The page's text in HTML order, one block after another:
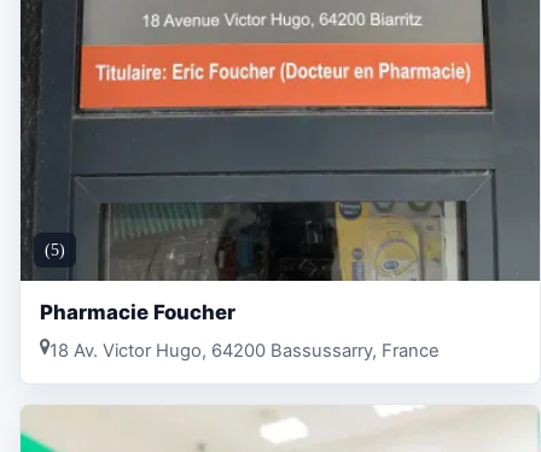
(5)
Pharmacie Foucher
18 Av. Victor Hugo, 64200 Bassussarry, France